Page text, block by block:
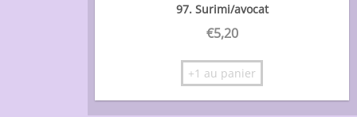
97. Surimi/avocat
€5,20
+1 au panier